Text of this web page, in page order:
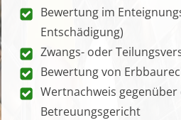
Bewertung im
Entschädigung)
Zwangs- oder
Bewertung von
Wertnachweis gegenüber
Betreuungsgericht